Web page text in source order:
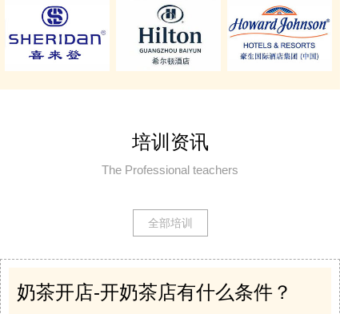
培训资讯
The Professional teachers
全部培训
奶茶开店-开奶茶店有什么条件？